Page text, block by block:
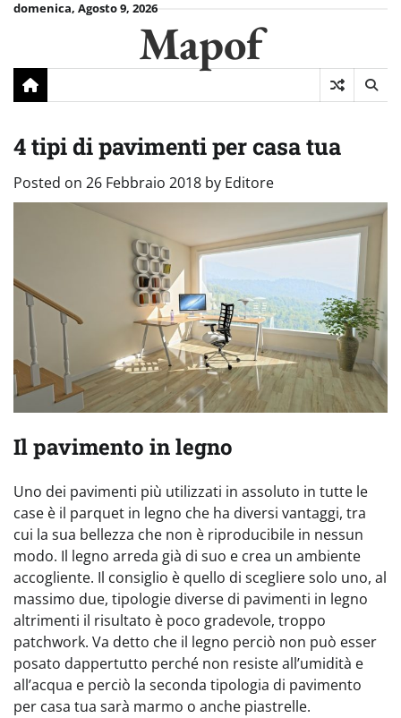
Skipdomenica, Agosto 9, 2026
Mapof
4 tipi di pavimenti per casa tua
Posted on 26 Febbraio 2018 by Editore
Il pavimento in legno
Uno dei pavimenti più utilizzati in assoluto in tutte le
case è il parquet in legno che ha diversi vantaggi, tra
cui la sua bellezza che non è riproducibile in nessun
modo. Il legno arreda già di suo e crea un ambiente
accogliente. Il consiglio è quello di scegliere solo uno, al
massimo due, tipologie diverse di pavimenti in legno
altrimenti il risultato è poco gradevole, troppo
patchwork. Va detto che il legno perciò non può esser
posato dappertutto perché non resiste all’umidità e
all’acqua e perciò la seconda tipologia di pavimento
per casa tua sarà marmo o anche piastrelle.